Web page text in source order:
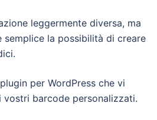
leggermente diversa, ma
semplice la possibilità di creare
per WordPress che vi
vostri barcode personalizzati.